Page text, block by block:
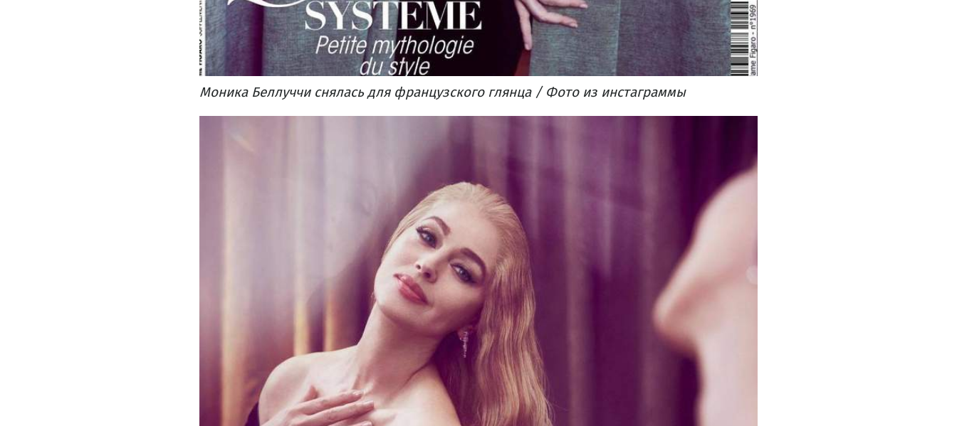
Моника Беллуччи снялась для французского глянца / Фото из инстаграммы